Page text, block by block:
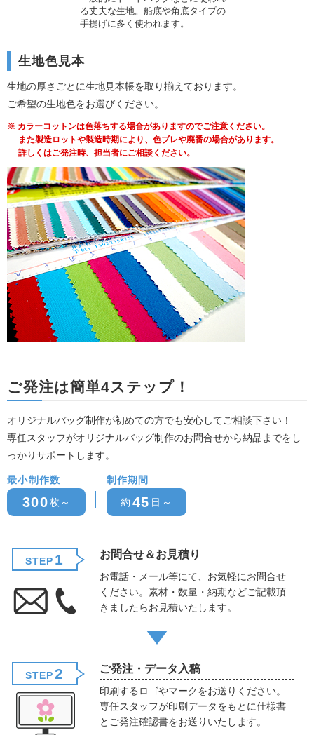
る丈夫な生地。船底や角底タイプの
手提げに多く使われます。
生地色見本
生地の厚さごとに生地見本帳を取り揃えております。
ご希望の生地色をお選びください。
※ カラーコットンは色落ちする場合がありますのでご注意ください。
また製造ロットや製造時期により、色ブレや廃番の場合があります。
詳しくはご発注時、担当者にご相談ください。
ご発注は簡単4ステップ！
オリジナルバッグ制作が初めての方でも安心してご相談下さい！
専任スタッフがオリジナルバッグ制作のお問合せから納品までをし
っかりサポートします。
最小制作数
300枚～
制作期間
約 45 日～
STEP 1 お問合せ＆お見積り
お電話・メール等にて、お気軽にお問合せ
ください。素材・数量・納期などご記載頂
きましたらお見積いたします。
STEP2 ご発注・データ入稿
印刷するロゴやマークをお送りください。
専任スタッフが印刷データをもとに仕様書
とご発注確認書をお送りいたします。